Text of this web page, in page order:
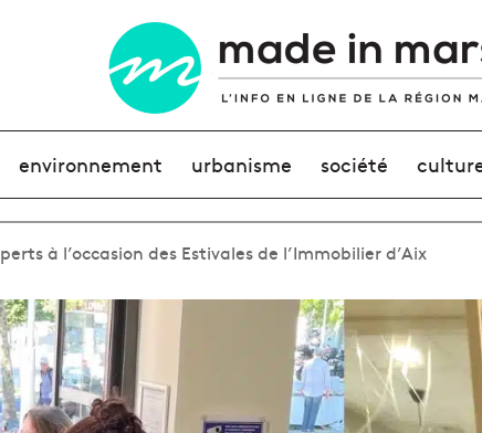
environnement urbanisme société
à l’occasion des Estivales de l’Immobilier d’Aix